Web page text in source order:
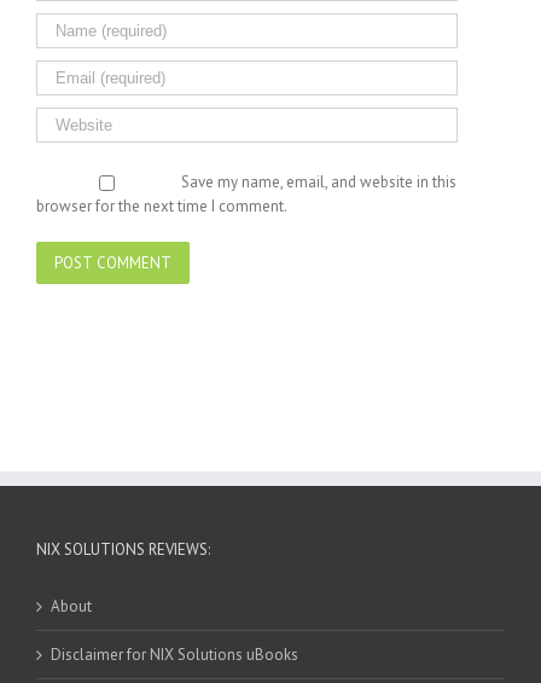
Save my name, email, and website in this
browser for the next time I comment.
NIX SOLUTIONS REVIEWS:
About
Disclaimer for NIX Solutions uBooks